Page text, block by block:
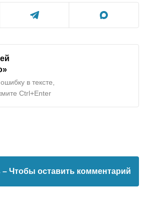
в тексте,
Ctrl+Enter
– Чтобы оставить комментарий